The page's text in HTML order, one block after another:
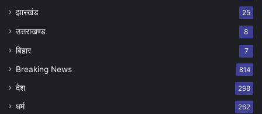
झारखंड 25
उत्तराखण्ड 8
बिहार 7
Breaking News 814
देश 298
धर्म 262